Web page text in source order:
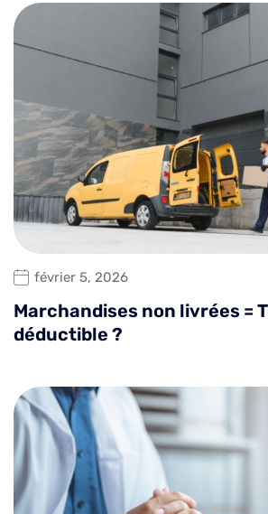
février 5, 2026
Marchandises non livrées =
déductible ?